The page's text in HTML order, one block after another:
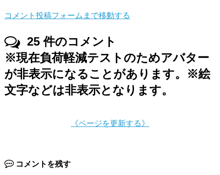
コメント投稿フォームまで移動する
25件のコメント
※現在負荷軽減テストのためアバター
が非表示になることがあります。※絵
文字などは非表示となります。
《ページを更新する》
コメントを残す